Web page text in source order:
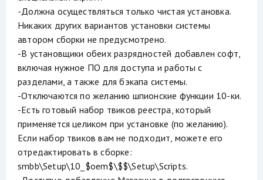
-Должна осуществляться только чистая установка.
Никаких других вариантов установки системы
автором сборки не предусмотрено.
-В установщики обеих разрядностей добавлен софт,
включая нужное ПО для доступа и работы с
разделами, а также для бэкапа системы.
-Отключаются по желанию шпионские функции 10-ки.
-Есть готовый набор твиков реестра, который
применяется целиком при установке (по желанию).
Если набор твиков вам не подходит, можете его
отредактировать в сборке:
smbb\Setup\10_$oem$\$$\Setup\Scripts.